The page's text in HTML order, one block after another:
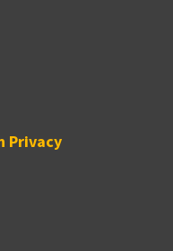
Privacy